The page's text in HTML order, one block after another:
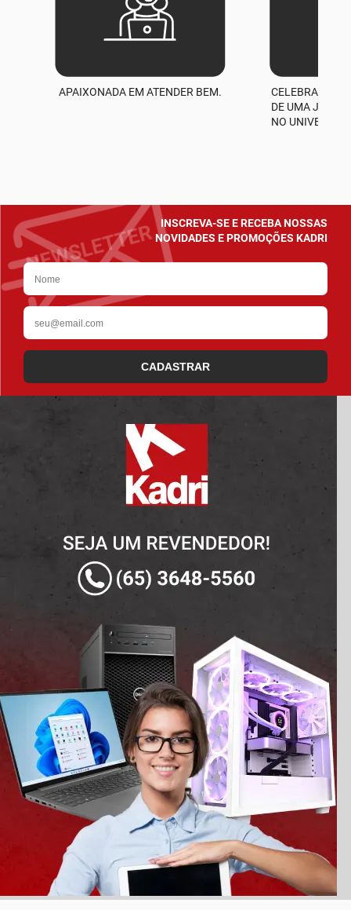
APAIXONADA EM ATENDER BEM.
CELEBRAMOS
DE UMA
NO UNIVERSO
INSCREVA-SE E RECEBA NOSSAS
NOVIDADES E PROMOÇÕES KADRI
CADASTRAR